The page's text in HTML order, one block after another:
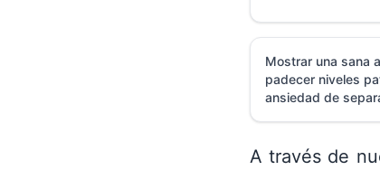
Mostrar una sana
padecer niveles
ansiedad de
A través de